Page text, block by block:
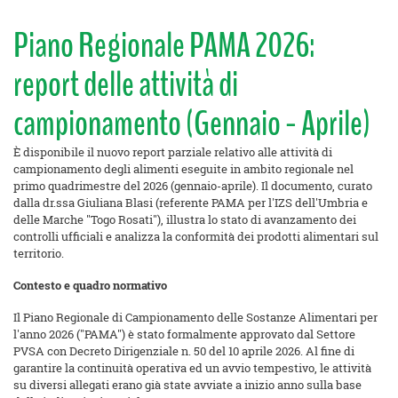
Piano Regionale PAMA 2026:
report delle attività di
campionamento (Gennaio - Aprile)
È disponibile il nuovo report parziale relativo alle attività di
campionamento degli alimenti eseguite in ambito regionale nel
primo quadrimestre del 2026 (gennaio-aprile). Il documento, curato
dalla dr.ssa Giuliana Blasi (referente PAMA per l'IZS dell'Umbria e
delle Marche "Togo Rosati"), illustra lo stato di avanzamento dei
controlli ufficiali e analizza la conformità dei prodotti alimentari sul
territorio.
Contesto e quadro normativo
Il Piano Regionale di Campionamento delle Sostanze Alimentari per
l'anno 2026 ("PAMA") è stato formalmente approvato dal Settore
PVSA con Decreto Dirigenziale n. 50 del 10 aprile 2026. Al fine di
garantire la continuità operativa ed un avvio tempestivo, le attività
su diversi allegati erano già state avviate a inizio anno sulla base